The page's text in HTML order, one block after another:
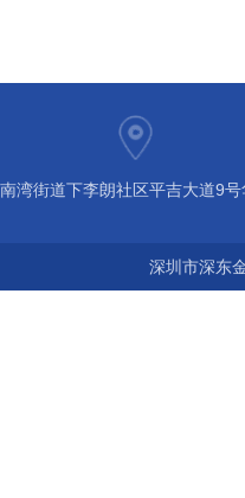
湾街道下李朗社区平吉大道9
深圳市深东